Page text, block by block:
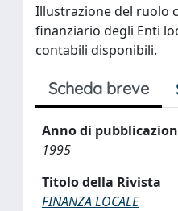
Illustrazione del ruolo
finanziario degli Enti
contabili disponibili.
Scheda breve
Anno di
1995
Titolo della Rivista
FINANZA LOCALE